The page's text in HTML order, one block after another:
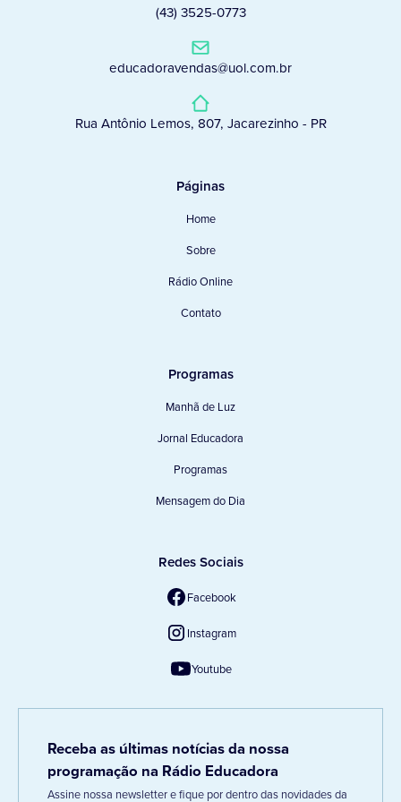
(43) 3525-0773
educadoravendas@uol.com.br
Rua Antônio Lemos, 807, Jacarezinho - PR
Páginas
Home
Sobre
Rádio Online
Contato
Programas
Manhã de Luz
Jornal Educadora
Programas
Mensagem do Dia
Redes Sociais
Facebook
Instagram
Youtube
Receba as últimas notícias da nossa
programação na Rádio Educadora
Assine nossa newsletter e fique por dentro das novidades da